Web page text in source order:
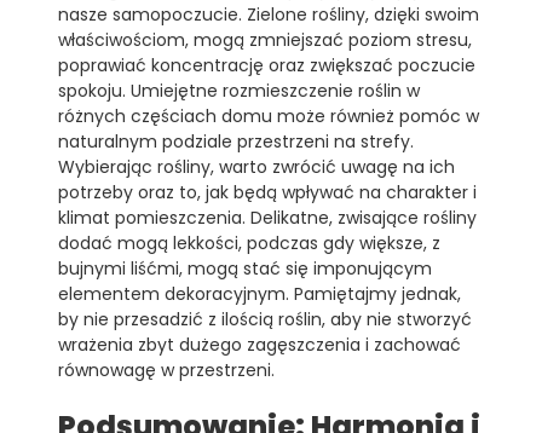
nasze samopoczucie. Zielone rośliny, dzięki swoim
właściwościom, mogą zmniejszać poziom stresu,
poprawiać koncentrację oraz zwiększać poczucie
spokoju. Umiejętne rozmieszczenie roślin w
różnych częściach domu może również pomóc w
naturalnym podziale przestrzeni na strefy.
Wybierając rośliny, warto zwrócić uwagę na ich
potrzeby oraz to, jak będą wpływać na charakter i
klimat pomieszczenia. Delikatne, zwisające rośliny
dodać mogą lekkości, podczas gdy większe, z
bujnymi liśćmi, mogą stać się imponującym
elementem dekoracyjnym. Pamiętajmy jednak,
by nie przesadzić z ilością roślin, aby nie stworzyć
wrażenia zbyt dużego zagęszczenia i zachować
równowagę w przestrzeni.